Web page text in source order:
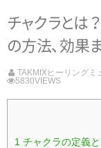
チャクラとは ？
の方法、 効果
TAKMIXヒーリングミ
5830VIEWS
1 チャクラの定義と